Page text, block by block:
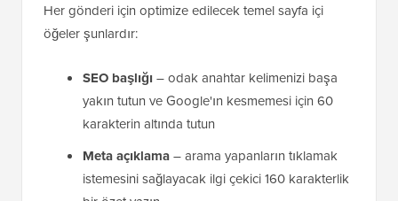
Her gönderi için optimize edilecek temel sayfa içi
öğeler şunlardır:
SEO başlığı – odak anahtar kelimenizi başa
yakın tutun ve Google'ın kesmemesi için 60
karakterin altında tutun
Meta açıklama– arama yapanların tıklamak
istemesini sağlayacak ilgi çekici 160 karakterlik